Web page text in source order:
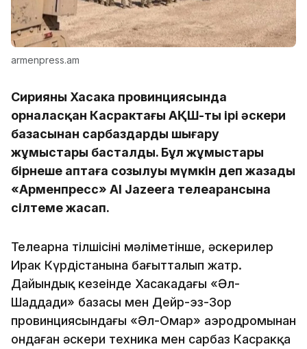
armenpress.am
Сирияның Хасака провинциясында
орналасқан Касрактағы АҚШ-тың ірі әскери
базасынан сарбаздарды шығару
жұмыстары басталды. Бұл жұмыстары
бірнеше аптаға созылуы мүмкін деп жазады
«Арменпресс» Al Jazeera телеарансына
сілтеме жасап.
Телеарна тілшісінің мәліметінше, әскерилер
Ирак Күрдістанына бағытталып жатр.
Дайындық кезеңінде Хасакадағы «Әл-
Шаддади» базасы мен Дейр-эз-Зор
провинциясындағы «Әл-Омар» аэродромынан
ондаған әскери техника мен сарбаз Касракқа